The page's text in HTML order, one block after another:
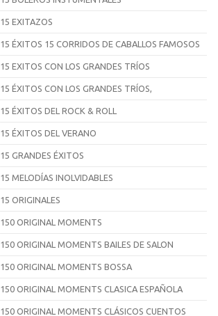
15 EXITAZOS
15 ÉXITOS 15 CORRIDOS DE CABALLOS FAMOSOS
15 EXITOS CON LOS GRANDES TRÍOS
15 ÉXITOS CON LOS GRANDES TRÍOS,
15 ÉXITOS DEL ROCK & ROLL
15 ÉXITOS DEL VERANO
15 GRANDES ÉXITOS
15 MELODÍAS INOLVIDABLES
15 ORIGINALES
150 ORIGINAL MOMENTS
150 ORIGINAL MOMENTS BAILES DE SALON
150 ORIGINAL MOMENTS BOSSA
150 ORIGINAL MOMENTS CLASICA ESPAÑOLA
150 ORIGINAL MOMENTS CLÁSICOS CUENTOS